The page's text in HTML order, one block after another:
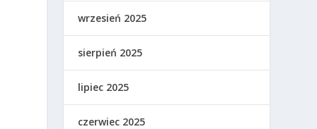
wrzesień 2025
sierpień 2025
lipiec 2025
czerwiec 2025